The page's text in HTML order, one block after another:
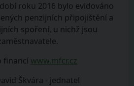
roku 2016 bylo evidováno
penzijních připojištění a
spoření, u nichž jsou
financí www.mfcr.cz
Škvára - jednatel